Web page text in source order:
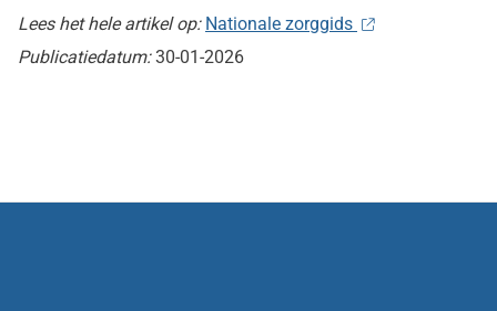
Lees het hele artikel op: Nationale zorggids
Publicatiedatum:30-01-2026